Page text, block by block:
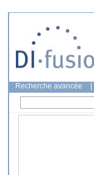
Recherche avancée